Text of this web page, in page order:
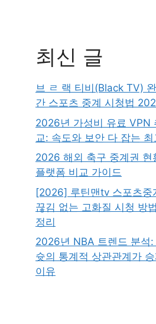
최신 글
브 ㄹ 랙 티비(Black TV)
간 스포츠 중계 시청법
2026년 가성비 유료 VPN
교: 속도와 보안 다 잡는 최
2026 해외 축구 중계권 현
플랫폼 비교 가이드
[2026] 루틴맨tv 스포츠중
끊김 없는 고화질 시청 방
정리
2026년 NBA 트렌드 분석
슛의 통계적 상관관계가
이유